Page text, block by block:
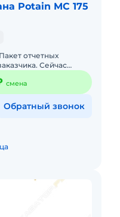
Potain MC 175
отчетных
Сейчас
смена
Обратный звонок